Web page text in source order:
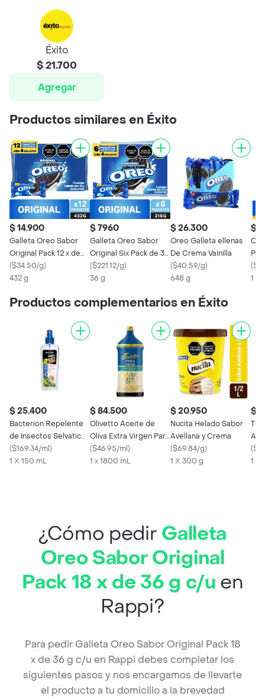
Éxito
$ 21.700
Agregar
Productos similares en Éxito
$ 14.900
Galleta Oreo Sabor
Original Pack 12 x de
36 g c/u
($34.50/g)
432 g
$ 7960
Galleta Oreo Sabor
Original Six Pack de 36
g c/u
($221.12/g)
36 g
$ 26.300
Oreo Galleta ellenas
De Crema Vainilla
($40.59/g)
648 g
$
(
1 x
Productos complementarios en Éxito
$ 25.400
Bacterion Repelente
de Insectos Selvatic
Ultra
($169.34/ml)
1 X 150 mL
$ 84.500
Olivetto Aceite de
Oliva Extra Virgen Para
Freír
($46.95/ml)
1 x 1800 mL
$ 20.950
Nucita Helado Sabor
Avellana y Crema
($69.84/g)
1 X 300 g
$
Tio
(
1 x
¿Cómo pedir Galleta
Oreo Sabor Original
Pack 18 x de 36 g c/u en
Rappi?
Para pedir Galleta Oreo Sabor Original Pack 18
x de 36 g c/u en Rappi debes completar los
siguientes pasos y nos encargamos de llevarte
el producto a tu domicilio a la brevedad